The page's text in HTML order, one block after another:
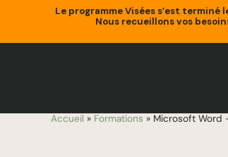
Le programme Visées s’est
Nous recueillons vos
Accueil » Formations » Microsoft Word